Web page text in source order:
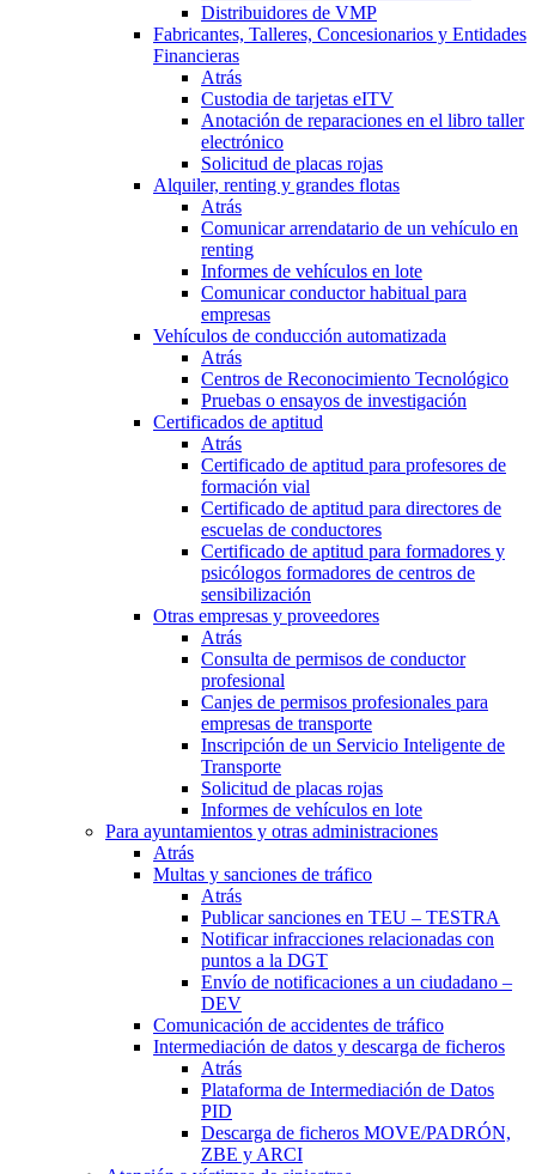
Distribuidores de VMP
Fabricantes, Talleres, Concesionarios y Entidades
Financieras
Atrás
Custodia de tarjetas eITV
Anotación de reparaciones en el libro taller
electrónico
Solicitud de placas rojas
Alquiler, renting y grandes flotas
Atrás
Comunicar arrendatario de un vehículo en
renting
Informes de vehículos en lote
Comunicar conductor habitual para
empresas
Vehículos de conducción automatizada
Atrás
Centros de Reconocimiento Tecnológico
Pruebas o ensayos de investigación
Certificados de aptitud
Atrás
Certificado de aptitud para profesores de
formación vial
Certificado de aptitud para directores de
escuelas de conductores
Certificado de aptitud para formadores y
psicólogos formadores de centros de
sensibilización
Otras empresas y proveedores
Atrás
Consulta de permisos de conductor
profesional
Canjes de permisos profesionales para
empresas de transporte
Inscripción de un Servicio Inteligente de
Transporte
Solicitud de placas rojas
Informes de vehículos en lote
Para ayuntamientos y otras administraciones
Atrás
Multas y sanciones de tráfico
Atrás
Publicar sanciones en TEU – TESTRA
Notificar infracciones relacionadas con
puntos a la DGT
Envío de notificaciones a un ciudadano –
DEV
Comunicación de accidentes de tráfico
Intermediación de datos y descarga de ficheros
Atrás
Plataforma de Intermediación de Datos
PID
Descarga de ficheros MOVE/PADRÓN,
ZBE y ARCI